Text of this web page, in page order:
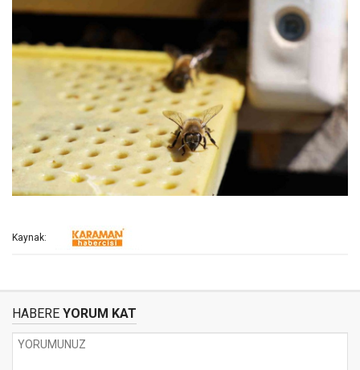
Kaynak:
HABERE YORUM KAT